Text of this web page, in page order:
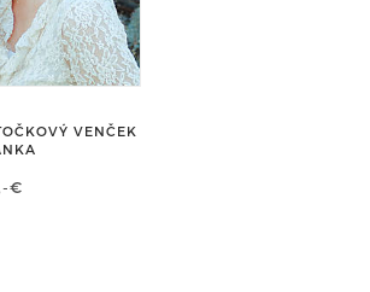
VENČEK
€